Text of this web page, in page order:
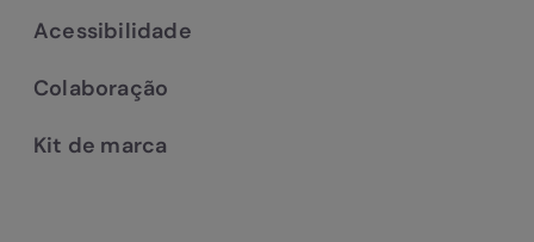
Acessibilidade
Colaboração
Kit de marca